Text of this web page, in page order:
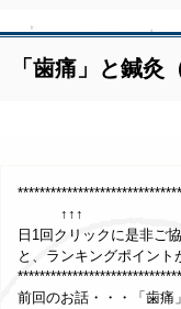
「歯痛」と鍼灸
↑↑↑ ↑↑↑読者の
日1回クリックに是非ご
と、ランキングポイント
前回のお話・・・「歯